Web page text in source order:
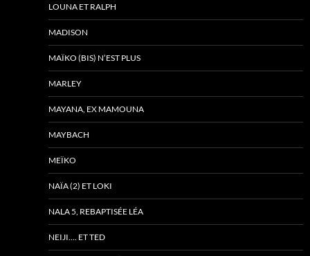
LOUNA ET RALPH
MADISON
MAÏKO (BIS) N’EST PLUS
MARLEY
MAYANA, EX MAMOUNA
MAYBACH
MEÏKO
NAÏA (2) ET LOKI
NALA 5, REBAPTISÉE LÉA
NEIJI…. ET TED